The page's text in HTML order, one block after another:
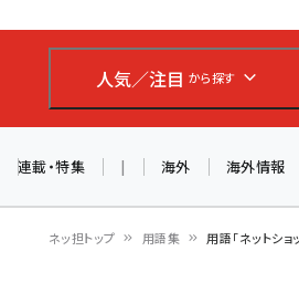
人気／注目 から探す
連載・特集 | 海外 海外情報
ネッ担トップ 用語集 用語「ネットシ